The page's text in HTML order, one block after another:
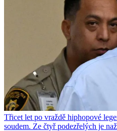
Třicet let po vraždě hiphopové
soudem. Ze čtyř podezřelých je